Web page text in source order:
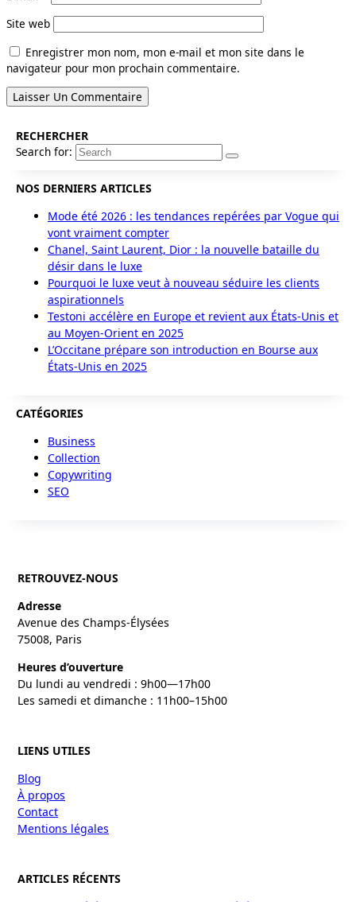
Site web
Enregistrer mon nom, mon e-mail et mon site dans le
navigateur pour mon prochain commentaire.
RECHERCHER
Search for:
NOS DERNIERS ARTICLES
Mode été 2026 : les tendances repérées par Vogue qui
vont vraiment compter
Chanel, Saint Laurent, Dior : la nouvelle bataille du
désir dans le luxe
Pourquoi le luxe veut à nouveau séduire les clients
aspirationnels
Testoni accélère en Europe et revient aux États-Unis et
au Moyen-Orient en 2025
L’Occitane prépare son introduction en Bourse aux
États-Unis en 2025
CATÉGORIES
Business
Collection
Copywriting
SEO
RETROUVEZ-NOUS
Adresse
Avenue des Champs-Élysées
75008, Paris
Heures d’ouverture
Du lundi au vendredi : 9h00—17h00
Les samedi et dimanche : 11h00–15h00
LIENS UTILES
Blog
À propos
Contact
Mentions légales
ARTICLES RÉCENTS